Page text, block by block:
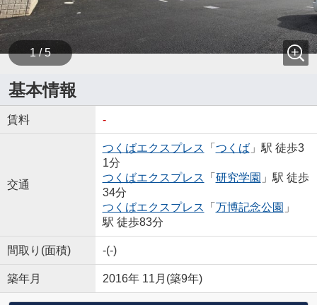
1 / 5
基本情報
賃料 -
交通
つくばエクスプレス 「 つくば」駅 徒歩3
1分
つくばエクスプレス 「 研究学園 」駅 徒歩
34分
つくばエクスプレス 「 万博記念公園 」
駅 徒歩83分
間取り(面積) -(-)
築年月 2016年 11月(築9年)